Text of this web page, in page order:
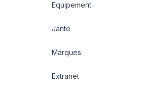
Equipement
Jante
Marques
Extranet